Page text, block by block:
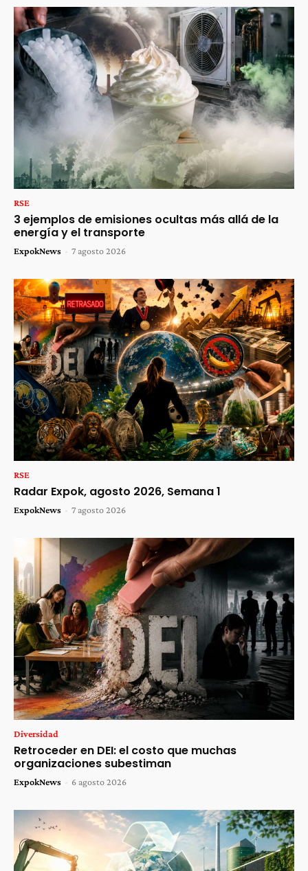
RSE
3 ejemplos de emisiones ocultas más allá de la
energía y el transporte
ExpokNews - 7 agosto 2026
RSE
Radar Expok, agosto 2026, Semana 1
ExpokNews - 7 agosto 2026
Diversidad
Retroceder en DEI: el costo que muchas
organizaciones subestiman
ExpokNews - 6 agosto 2026